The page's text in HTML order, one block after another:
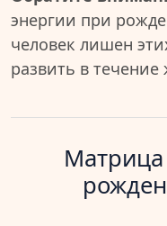
энергии при
человек лишен
развить в
Матрица